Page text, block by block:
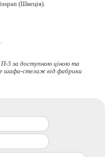
(Швеція).
3 за доступною ціною та
шафа-стелажвід фабрики